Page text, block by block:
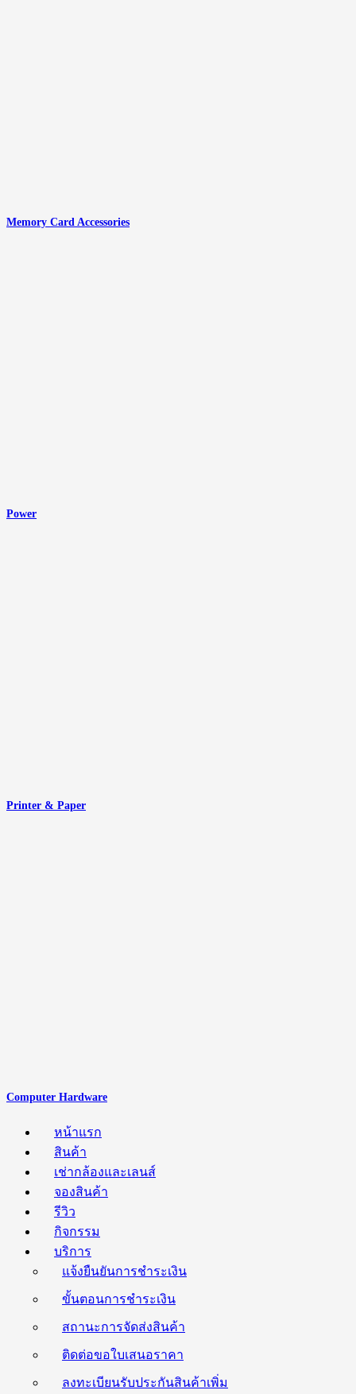
Memory Card Accessories
Power
Printer & Paper
Computer Hardware
หน้าแรก
สินค้า
เช่ากล้องและเลนส์
จองสินค้า
รีวิว
กิจกรรม
บริการ
แจ้งยืนยันการชำระเงิน
ขั้นตอนการชำระเงิน
สถานะการจัดส่งสินค้า
ติดต่อขอใบเสนอราคา
ลงทะเบียนรับประกันสินค้าเพิ่ม